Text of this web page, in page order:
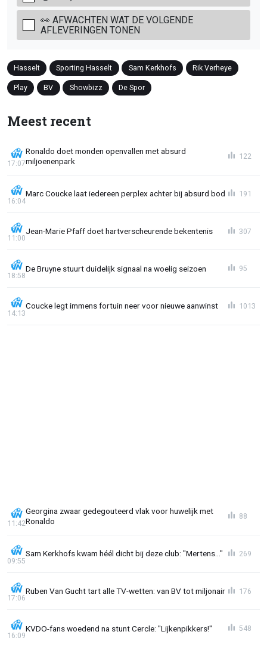
👀 AFWACHTEN WAT DE VOLGENDE
AFLEVERINGEN TONEN
Hasselt Sporting Hasselt Sam Kerkhofs Rik Verheye
Play BV Showbizz De Spor
Meest recent
Ronaldo doet monden openvallen met absurd
miljoenenpark
17:07
122
Marc Coucke laat iedereen perplex achter bij absurd bod
16:04
191
Jean-Marie Pfaff doet hartverscheurende bekentenis
11:00
307
De Bruyne stuurt duidelijk signaal na woelig seizoen
18:58
95
Coucke legt immens fortuin neer voor nieuwe aanwinst
14:13
1013
Georgina zwaar gedegouteerd vlak voor huwelijk met
Ronaldo
11:42
88
Sam Kerkhofs kwam héél dicht bij deze club: "Mertens..."
09:55
269
Ruben Van Gucht tart alle TV-wetten: van BV tot miljonair
17:06
176
KVDO-fans woedend na stunt Cercle: "Lijkenpikkers!"
16:09
548